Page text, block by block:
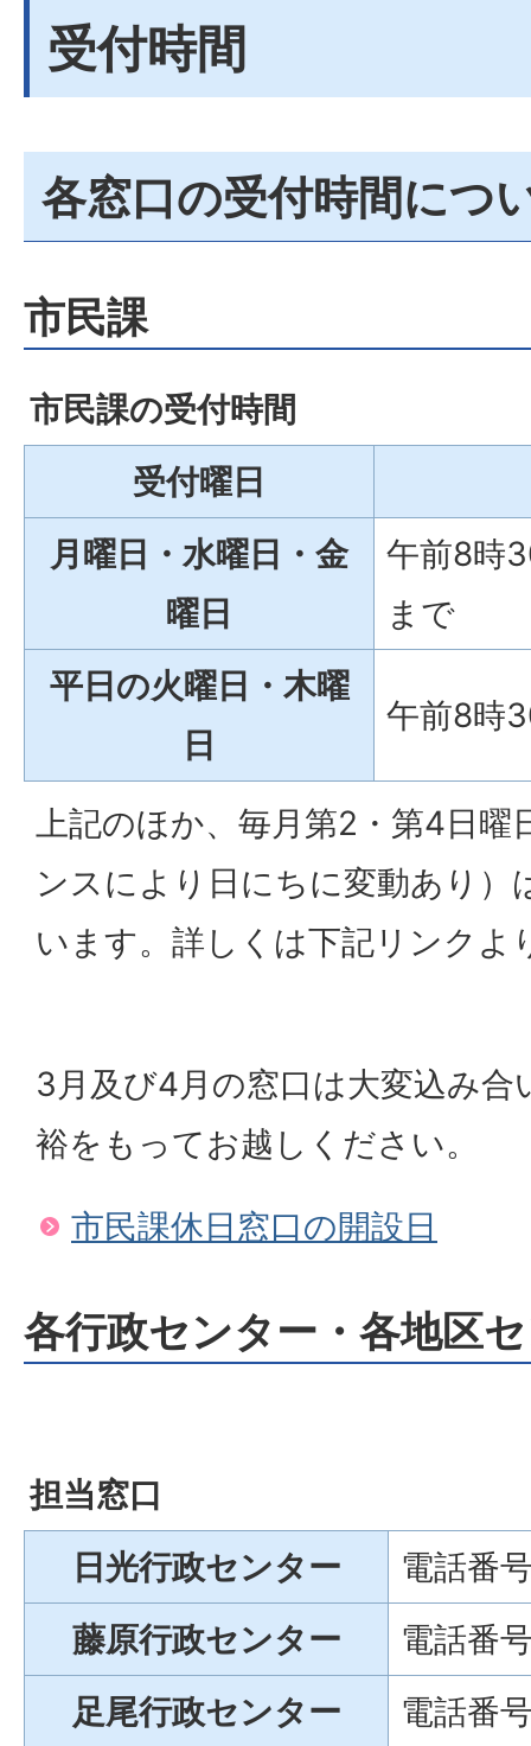
受付時間
各窓口の受付時間につ
市民課
市民課の受付時間
受付曜日
月曜日・水曜日・金
曜日
午前8時
まで
平日の火曜日・木曜
日
午前8時
上記のほか、毎月第2・第4日曜
ンスにより日にちに変動あり）
います。詳しくは下記リンクよ
3月及び4月の窓口は大変込み合
裕をもってお越しください。
市民課休日窓口の開設日
各行政センター・各地区
担当窓口
日光行政センター
電話番
藤原行政センター
電話番
足尾行政センター
電話番